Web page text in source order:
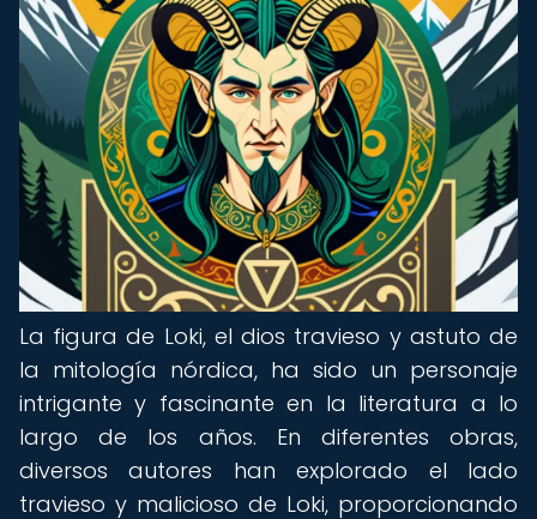
La figura de Loki, el dios travieso y astuto de
la mitología nórdica, ha sido un personaje
intrigante y fascinante en la literatura a lo
largo de los años. En diferentes obras,
diversos autores han explorado el lado
travieso y malicioso de Loki, proporcionando